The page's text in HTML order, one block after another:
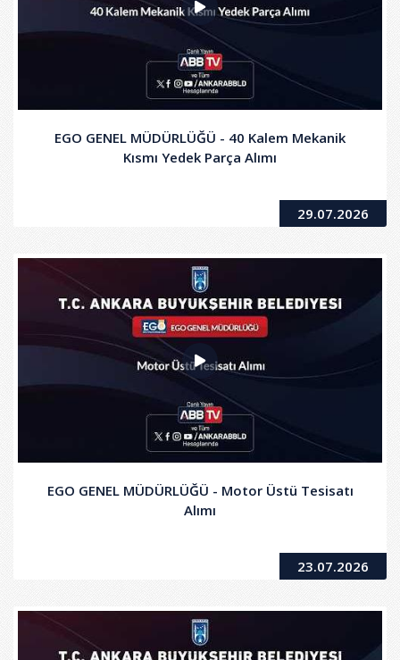
EGO GENEL MÜDÜRLÜĞÜ - 40 Kalem Mekanik
Kısmı Yedek Parça Alımı
29.07.2026
EGO GENEL MÜDÜRLÜĞÜ - Motor Üstü Tesisatı
Alımı
23.07.2026